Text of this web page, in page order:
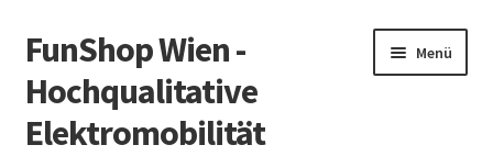
Zur
Navigation
springen
Zum
Inhalt
springen
FunShop Wien -
Hochqualitative
Elektromobilität
Menü